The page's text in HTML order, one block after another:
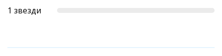
1 звезди